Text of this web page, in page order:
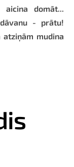
domāt...
- prātu!
mudina